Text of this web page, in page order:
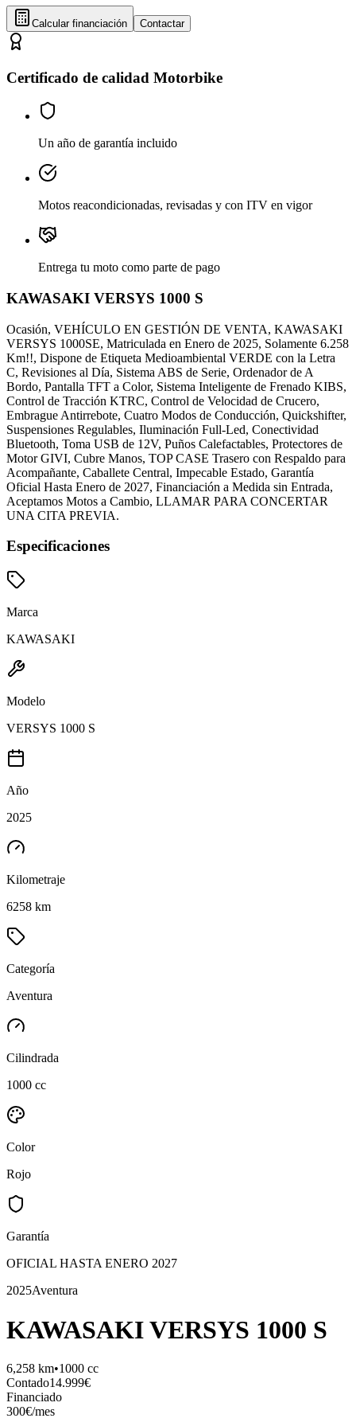
Calcular financiación Contactar
Certificado de calidad Motorbike
Un año de garantía incluido
Motos reacondicionadas, revisadas y con ITV en vigor
Entrega tu moto como parte de pago
KAWASAKI VERSYS 1000 S
Ocasión, VEHÍCULO EN GESTIÓN DE VENTA, KAWASAKI
VERSYS 1000SE, Matriculada en Enero de 2025, Solamente 6.258
Km!!, Dispone de Etiqueta Medioambiental VERDE con la Letra
C, Revisiones al Día, Sistema ABS de Serie, Ordenador de A
Bordo, Pantalla TFT a Color, Sistema Inteligente de Frenado KIBS,
Control de Tracción KTRC, Control de Velocidad de Crucero,
Embrague Antirrebote, Cuatro Modos de Conducción, Quickshifter,
Suspensiones Regulables, Iluminación Full-Led, Conectividad
Bluetooth, Toma USB de 12V, Puños Calefactables, Protectores de
Motor GIVI, Cubre Manos, TOP CASE Trasero con Respaldo para
Acompañante, Caballete Central, Impecable Estado, Garantía
Oficial Hasta Enero de 2027, Financiación a Medida sin Entrada,
Aceptamos Motos a Cambio, LLAMAR PARA CONCERTAR
UNA CITA PREVIA.
Especificaciones
Marca
KAWASAKI
Modelo
VERSYS 1000 S
Año
2025
Kilometraje
6258 km
Categoría
Aventura
Cilindrada
1000 cc
Color
Rojo
Garantía
OFICIAL HASTA ENERO 2027
2025Aventura
KAWASAKIVERSYS 1000 S
6,258 km•1000 cc
Contado14.999€
Financiado
300€/mes